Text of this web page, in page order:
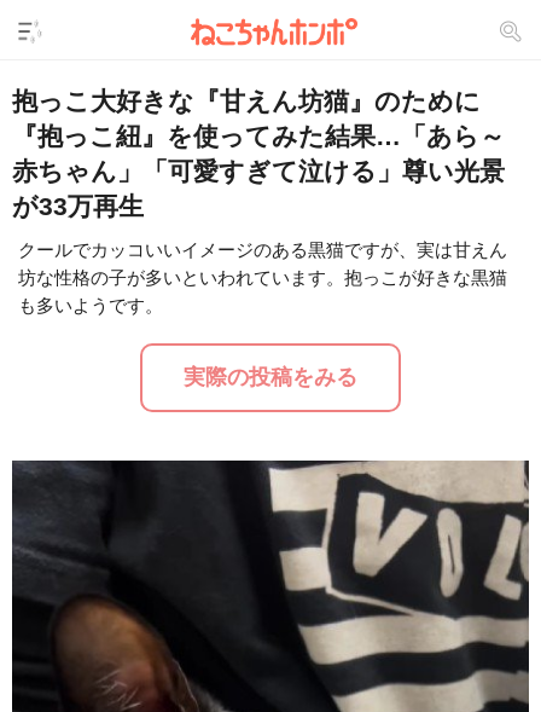
抱っこ大好きな『甘えん坊猫』のために
『抱っこ紐』を使ってみた結果…「あら～
赤ちゃん」「可愛すぎて泣ける」尊い光景
が33万再生
U
n
/
L
o
a
クールでカッコいいイメージのある黒猫ですが、実は甘えん
坊な性格の子が多いといわれています。抱っこが好きな黒猫
も多いようです。
実際の投稿をみる